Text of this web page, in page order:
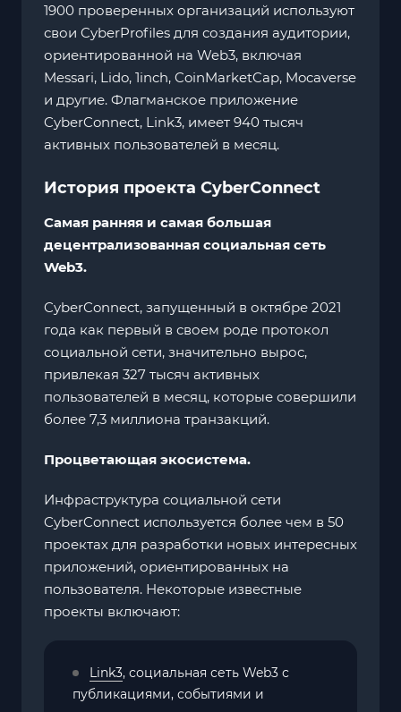
1900 проверенных организаций используют
свои CyberProfiles для создания аудитории,
ориентированной на Web3, включая
Messari, Lido, 1inch, CoinMarketCap, Mocaverse
и другие. Флагманское приложение
CyberConnect, Link3, имеет 940 тысяч
активных пользователей в месяц.
История проекта CyberConnect
Самая ранняя и самая большая
децентрализованная социальная сеть
Web3.
CyberConnect, запущенный в октябре 2021
года как первый в своем роде протокол
социальной сети, значительно вырос,
привлекая 327 тысяч активных
пользователей в месяц, которые совершили
более 7,3 миллиона транзакций.
Процветающая экосистема.
Инфраструктура социальной сети
CyberConnect используется более чем в 50
проектах для разработки новых интересных
приложений, ориентированных на
пользователя. Некоторые известные
проекты включают:
Link3, социальная сеть Web3 с
публикациями, событиями и